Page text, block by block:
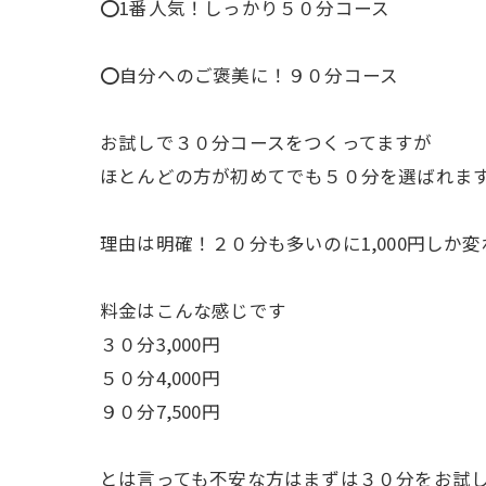
⭕️1番人気！しっかり５０分コース
⭕️自分へのご褒美に！９０分コース
お試しで３０分コースをつくってますが
ほとんどの方が初めてでも５０分を選ばれま
理由は明確！２０分も多いのに1,000円しか変
料金はこんな感じです
３０分3,000円
５０分4,000円
９０分7,500円
とは言っても不安な方はまずは３０分をお試